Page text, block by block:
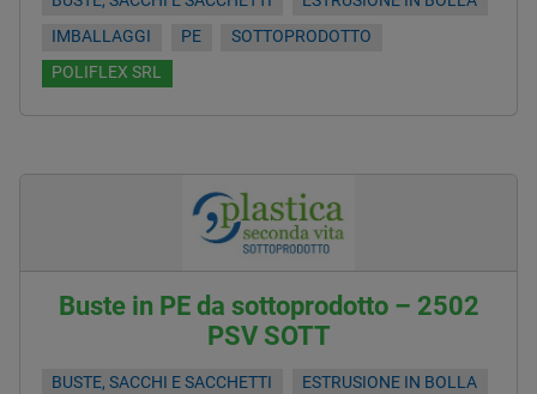
IMBALLAGGI
PE
SOTTOPRODOTTO
POLIFLEX SRL
Buste in PE da sottoprodotto – 2502
PSV SOTT
BUSTE, SACCHI E SACCHETTI
ESTRUSIONE IN BOLLA